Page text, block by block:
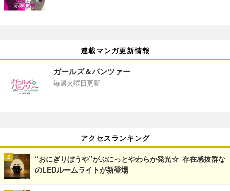
連載マンガ更新情報
ガールズ＆パンツァー
毎週火曜日更新
アクセスランキング
“おにぎりぼうや”がぷにっとやわらか発光☆ 存在感抜群な
のLEDルームライトが新登場